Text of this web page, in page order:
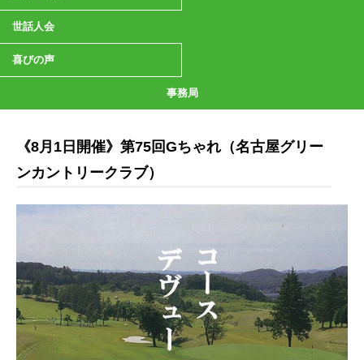
世話人会
喜びの声
事務局
《8月1日開催》第75回Gちゃれ（名古屋グリー
ンカントリークラブ）